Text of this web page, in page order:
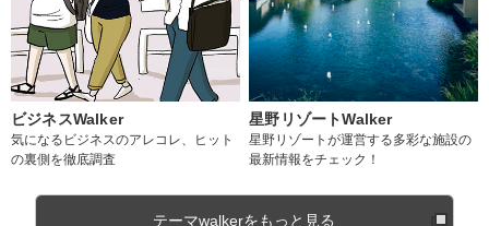
ビジネスWalker
気になるビジネスのアレコレ、ヒット
の裏側を徹底調査
星野リゾートWalker
星野リゾートが運営する多彩な施設の
最新情報をチェック！
テーマwalkerをもっと見る